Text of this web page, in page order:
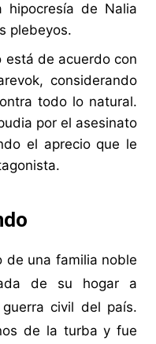
hipocresía de Nalia
plebeyos.
está de acuerdo con
considerando
todo lo natural.
por el asesinato
el aprecio que le
de una familia noble
de su hogar a
civil del país.
de la turba y fue